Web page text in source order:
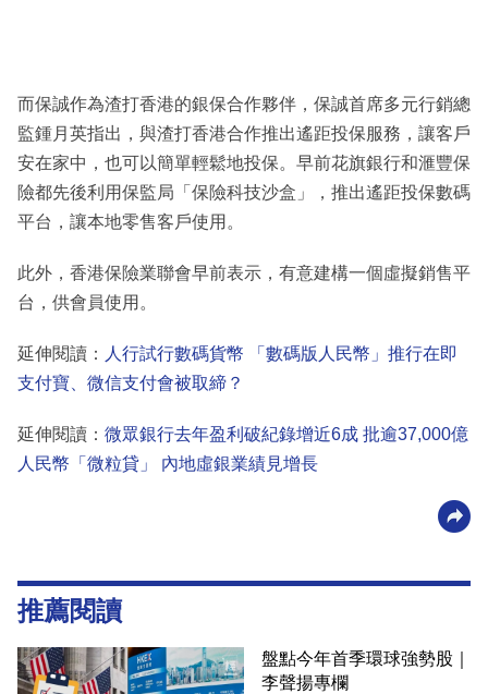
而保誠作為渣打香港的銀保合作夥伴，保誠首席多元行銷總
監鍾月英指出，與渣打香港合作推出遙距投保服務，讓客戶
安在家中，也可以簡單輕鬆地投保。早前花旗銀行和滙豐保
險都先後利用保監局「保險科技沙盒」，推出遙距投保數碼
平台，讓本地零售客戶使用。
此外，香港保險業聯會早前表示，有意建構一個虛擬銷售平
台，供會員使用。
延伸閱讀： 人行試行數碼貨幣 「數碼版人民幣」推行在即
支付寶、微信支付會被取締？
延伸閱讀： 微眾銀行去年盈利破紀錄增近6成 批逾37,000億
人民幣「微粒貸」 內地虛銀業績見增長
推薦閱讀
盤點今年首季環球強勢股｜
李聲揚專欄